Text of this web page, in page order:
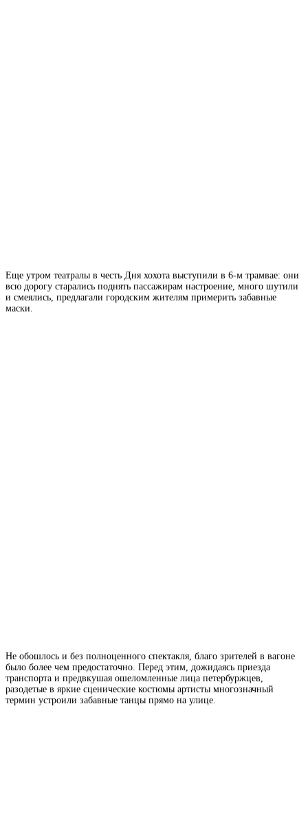
Еще утром театралы в честь Дня хохота выступили в 6-м трамвае: они
всю дорогу старались поднять пассажирам настроение, много шутили
и смеялись, предлагали городским жителям примерить забавные
маски.
Не обошлось и без полноценного спектакля, благо зрителей в вагоне
было более чем предостаточно. Перед этим, дожидаясь приезда
транспорта и предвкушая ошеломленные лица петербуржцев,
разодетые в яркие сценические костюмы артисты многозначный
термин устроили забавные танцы прямо на улице.